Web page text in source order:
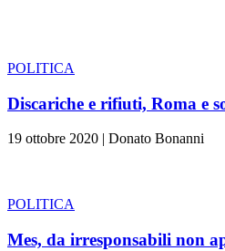
POLITICA
Discariche e rifiuti, Roma e
19 ottobre 2020 | Donato Bonanni
POLITICA
Mes, da irresponsabili non